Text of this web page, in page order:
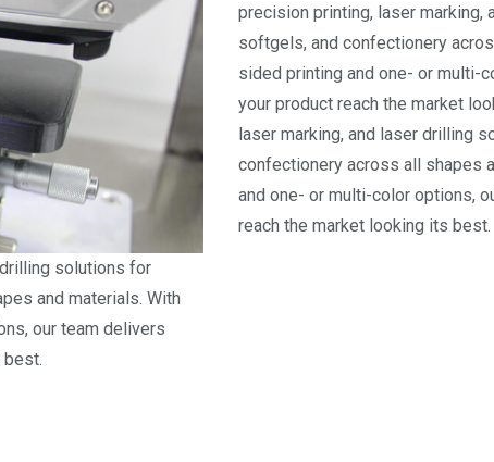
solutions for
and materials. With
our team delivers
best.
precision printing, laser
softgels, and confectionery
sided printing and one- or multi-
your product reach the market
laser marking, and laser drilling
confectionery across all shapes
and one- or multi-color options,
reach the market looking its best.